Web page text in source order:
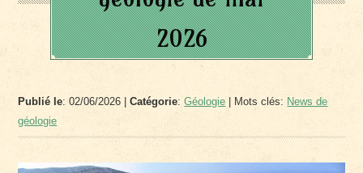
2026
Publié le: 02/06/2026 |Catégorie:Géologie | Mots clés: News de
géologie